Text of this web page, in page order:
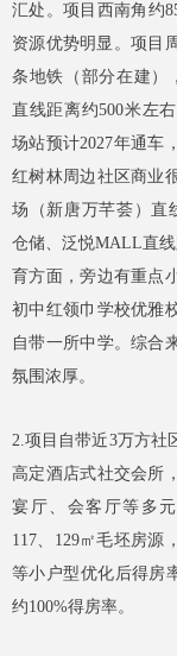
汇处。项目西南角约
资源优势明显。项目
条地铁（部分在建）
直线距离约500米左
场站预计2027年通车
红树林周边社区商业
场（新唐万芊荟）直
仓储、泛悦MALL直
育方面，旁边有重点
初中红领巾学校优雅
自带一所中学。综合
氛围浓厚。
2.项目自带近3万方社
高定酒店式社交会所
宴厅、会客厅等多
117、129㎡毛坯房源
等小户型优化后得房
约100%得房率。